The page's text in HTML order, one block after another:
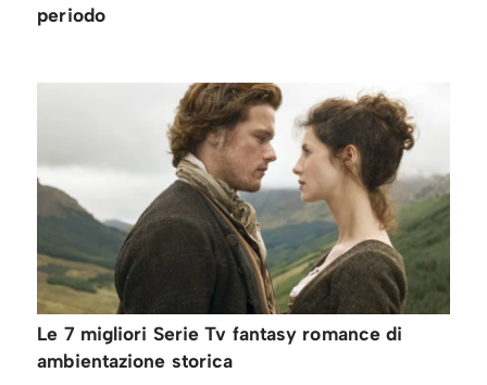
periodo
Le 7 migliori Serie Tv fantasy romance di
ambientazione storica